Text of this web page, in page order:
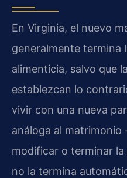
En Virginia, el nuevo
generalmente termina
alimenticia, salvo que
establezcan lo
vivir con una nueva
análoga al
modificar o terminar
no la termina